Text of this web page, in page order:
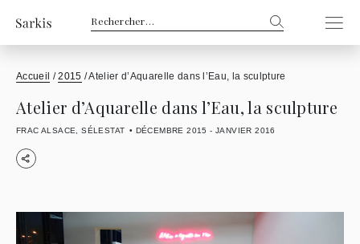
Rechercher :
Accueil /2015 /Atelier d’Aquarelle dans l’Eau, la sculpture
Atelier d’Aquarelle dans l’Eau, la sculpture
FRAC ALSACE, SÉLESTAT DÉCEMBRE 2015 - JANVIER 2016